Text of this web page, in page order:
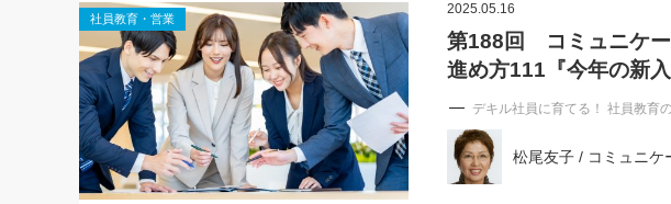
2026.08.5
朝礼・会議での「社長の３分間
スピーチ」ネタ帳（2026年8月5
日号）
2026.08.5
第109話 伝統的産品を21世紀
に生かし切る！
2026.08.5
第86回 「言葉狩り」
強い会社を築く ビジネス・クリニック(240)
日本レーザー「人を大切にしながら利益を上げる経営」の極意
(3)
武器としてのM&A入門(3)
社長のための“儲かる通販”戦略視点(151)
継続経営 百話百行(85)
ロングセラーの玉手箱(9)
大復活＆快進撃！ユニバーサルスタジオジャパンの成功要因
は(5)
最高の自分を表現する 成功イメージ戦略(77)
酒井光雄 成功事例に学ぶ繁栄企業のブランド戦略(39)
中国経済の最新動向(204)
事業承継の前に、決めておきたい、知っ
きたいコト(12)
会社と社長のための資産管理講座(95)
深読み企業分析(152)
ピョートル・F・グジバチの『
指導者たる者かくあるべし(635)
朝礼・会議での「社長の３分間
楠木建の「経営知になる考え方」
次もあなたにお願いしたいと思
北村森の「今月のヒ
次の売れ筋をつかむ
社長のメシの種
強い決
損益分
決算書
賢い社
社員教育・営業
2025.05.16
第188回 コミュニケ
進め方111『今年の新
デキル社員に育てる！ 社員教育
松尾友子 / コミュニケ